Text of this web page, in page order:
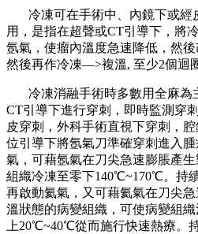
冷凍可在手術中、內鏡下或經
用，是指在超聲或CT引導下，將
氬氣，使瘤內溫度急速降低，然
然後再作冷凍―>複溫, 至少2個迴圈
冷凍消融手術時多數用全麻為
CT引導下進行穿刺，即時監測穿
皮穿刺，外科手術直視下穿刺，
位引導下將氬氣刀準確穿刺進入
氣，可藉氬氣在刀尖急速膨脹產
組織冷凍至零下140℃~170℃。持
再啟動氦氣，又可藉氦氣在刀尖
溫狀態的病變組織，可使病變組
上20℃~40℃從而施行快速熱療。